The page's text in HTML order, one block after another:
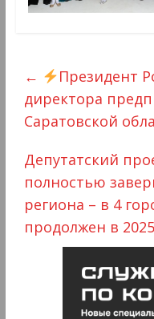
←
Президент
директора
Саратовской
Депутатский
полностью
региона – в 4
продолжен в